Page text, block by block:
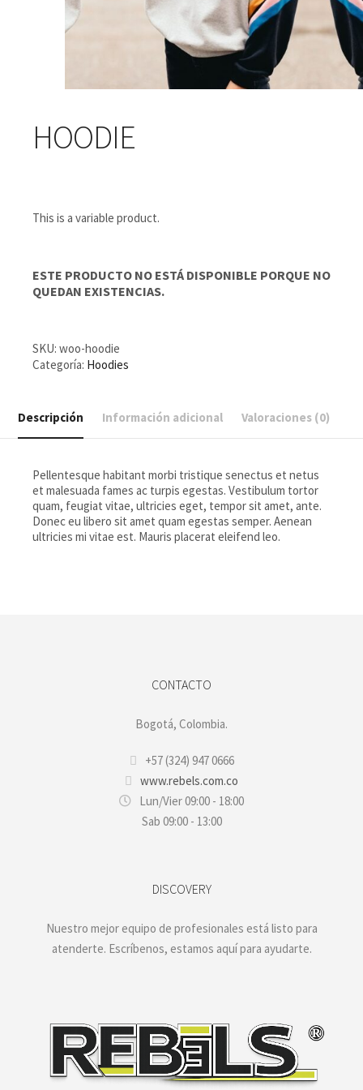
HOODIE
This is a variable product.
ESTE PRODUCTO NO ESTÁ DISPONIBLE PORQUE NO
QUEDAN EXISTENCIAS.
SKU: woo-hoodie
Categoría: Hoodies
Descripción Información adicional Valoraciones (0)
Pellentesque habitant morbi tristique senectus et netus
et malesuada fames ac turpis egestas. Vestibulum tortor
quam, feugiat vitae, ultricies eget, tempor sit amet, ante.
Donec eu libero sit amet quam egestas semper. Aenean
ultricies mi vitae est. Mauris placerat eleifend leo.
CONTACTO
Bogotá, Colombia.
+57 (324) 947 0666
www.rebels.com.co
Lun/Vier 09:00 - 18:00
Sab 09:00 - 13:00
DISCOVERY
Nuestro mejor equipo de profesionales está listo para
atenderte. Escríbenos, estamos aquí para ayudarte.